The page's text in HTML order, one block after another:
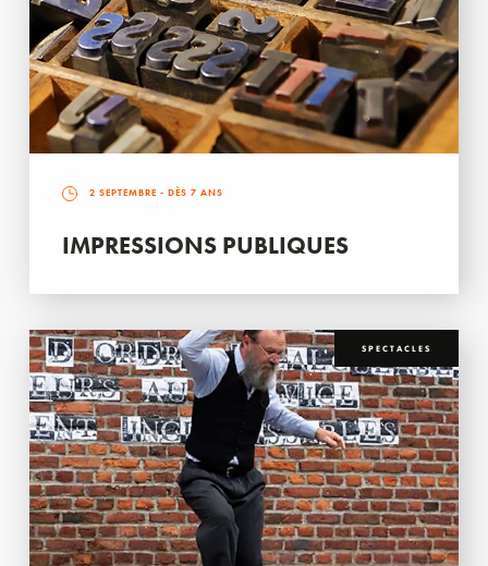
2 SEPTEMBRE - DÈS 7 ANS
IMPRESSIONS PUBLIQUES
SPECTACLES